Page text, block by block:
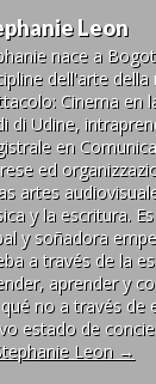
Leon
nace a
dell'arte
Cinema en
di Udine,
en
ed
artes
y la escritura.
y soñadora
a través de la
aprender y
no a través de
estado de
Leon →